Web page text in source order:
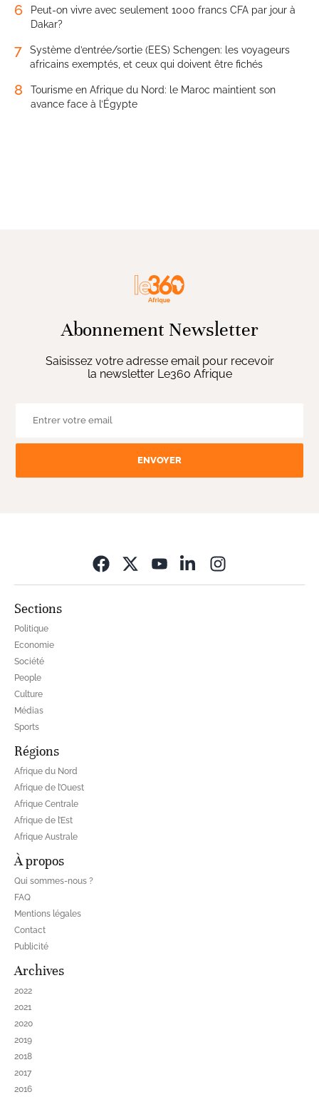
6
Peut-on vivre avec seulement 1000 francs CFA par jour à
Dakar?
7
Système d’entrée/sortie (EES) Schengen: les voyageurs
africains exemptés, et ceux qui doivent être fichés
8
Tourisme en Afrique du Nord: le Maroc maintient son
avance face à l’Égypte
Abonnement Newsletter
Saisissez votre adresse email pour recevoir
la newsletter Le360 Afrique
ENVOYER
Sections
Politique
Economie
Société
People
Culture
Médias
Sports
Régions
Afrique du Nord
Afrique de l’Ouest
Afrique Centrale
Afrique de l’Est
Afrique Australe
À propos
Qui sommes-nous ?
FAQ
Mentions légales
Contact
Publicité
Archives
2022
2021
2020
2019
2018
2017
2016